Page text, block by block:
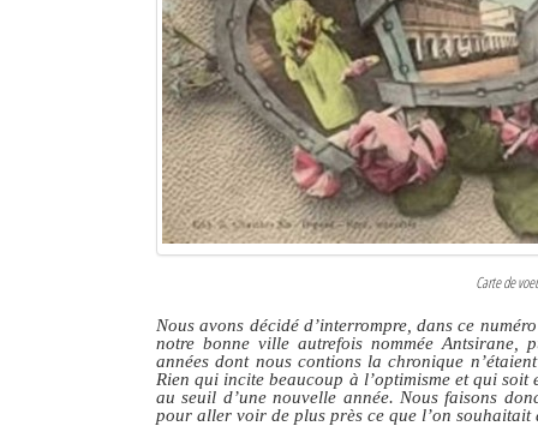
Carte de
Nous avons décidé d’interrompre, dans ce
notre bonne ville autrefois nommée Antsirane,
années dont nous contions la chronique
Rien qui incite beaucoup à l’optimisme et qui
au seuil d’une nouvelle année. Nous faisons
pour aller voir de plus près ce que l’on